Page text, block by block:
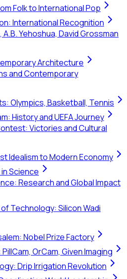
Folk to International Pop
International Recognition
Yehoshua, David Grossman
Architecture
and Contemporary
Olympics, Basketball, Tennis
History and UEFA Journey
Victories and Cultural
Idealism to Modern Economy
Science
Research and Global Impact
Technology: Silicon Wadi
Nobel Prize Factory
OrCam, Given Imaging
Drip Irrigation Revolution